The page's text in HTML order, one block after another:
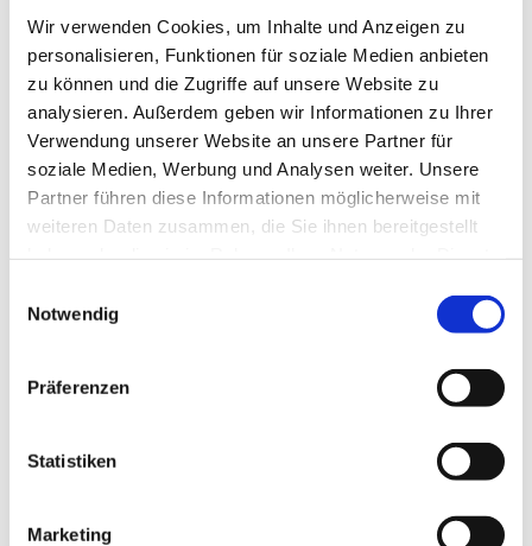
Wir verwenden Cookies, um Inhalte und Anzeigen zu
personalisieren, Funktionen für soziale Medien anbieten
zu können und die Zugriffe auf unsere Website zu
analysieren. Außerdem geben wir Informationen zu Ihrer
Verwendung unserer Website an unsere Partner für
soziale Medien, Werbung und Analysen weiter. Unsere
Partner führen diese Informationen möglicherweise mit
weiteren Daten zusammen, die Sie ihnen bereitgestellt
Notwendig
Präferenzen
Statistiken
Marketing
Home
News/Börse/Markt
Agrarwetter
Kundenportal
Qualitätsmanagement
Tiere
Schweine